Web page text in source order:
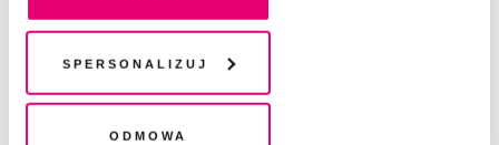
chwili wycofać lub ponowić w zakładce "Ustawienia
plików cookie". Wycofanie zgody nie wpływa na
legalność przetwarzania danych przed jej wycofaniem
Spersonalizuj
Odmowa
POLECAMY
Zamów wydanie specjalne
„Wokół miłości”